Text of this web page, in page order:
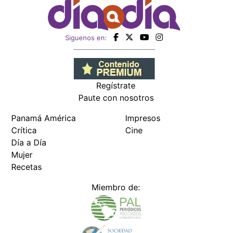
Siguenos en:
Regístrate
Paute con nosotros
Panamá América
Crítica
Día a Día
Mujer
Recetas
Impresos
Cine
Miembro de: